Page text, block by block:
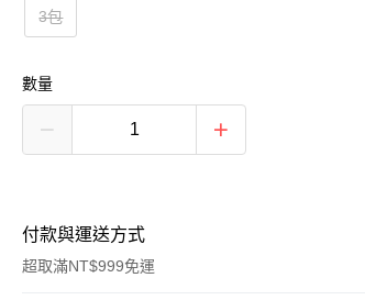
3包
數量
付款與運送方式
超取滿NT$999免運